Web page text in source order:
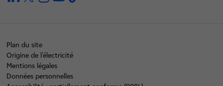
Plan du site
Origine de l'électricité
Mentions légales
Données personnelles